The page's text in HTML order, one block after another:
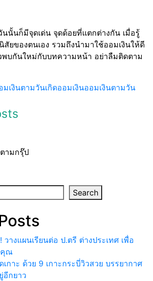
นนั้นก็มีจุดเด่น จุดด้อยที่แตกต่างกัน เมื่อรู้
ยของตนเอง รวมถึงนำมาใช้ออมเงินให้ดี
บกันใหม่กับบทความหน้า อย่าลืมติดตาม
เงินตามวันเกิดออมเงินออมเงินตามวัน
ามกรุ๊ป
Search
วางแผนเรียนต่อ ป.ตรี ต่างประเทศ เพื่อ
คุณ
กาะ ด้วย 9 เกาะกระบี่วิวสวย บรรยากาศ
อีกยาว